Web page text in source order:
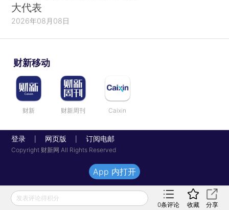
大代表
2026年08月08日
财新移动
财新 财新周刊 Caixin
登录 网页版 订阅电邮
Copyright 财新网 All Rights Reserved
发表评论得积分
0条评论 收藏 分享
App 内打开